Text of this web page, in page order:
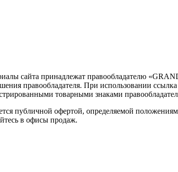
сайта принадлежат правообладателю
правообладателя. При использовании
товарными знаками
публичной офертой, определяемой
в офисы продаж.